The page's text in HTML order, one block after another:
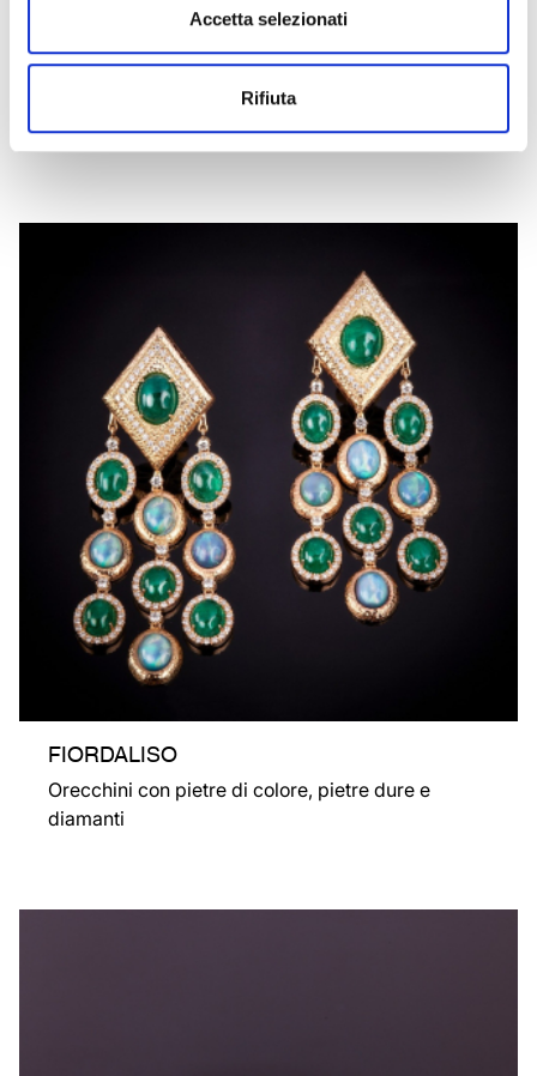
Accetta selezionati
Rifiuta
Anello con pietra dura e diamanti
FIORDALISO
Orecchini con pietre di colore, pietre dure e
diamanti